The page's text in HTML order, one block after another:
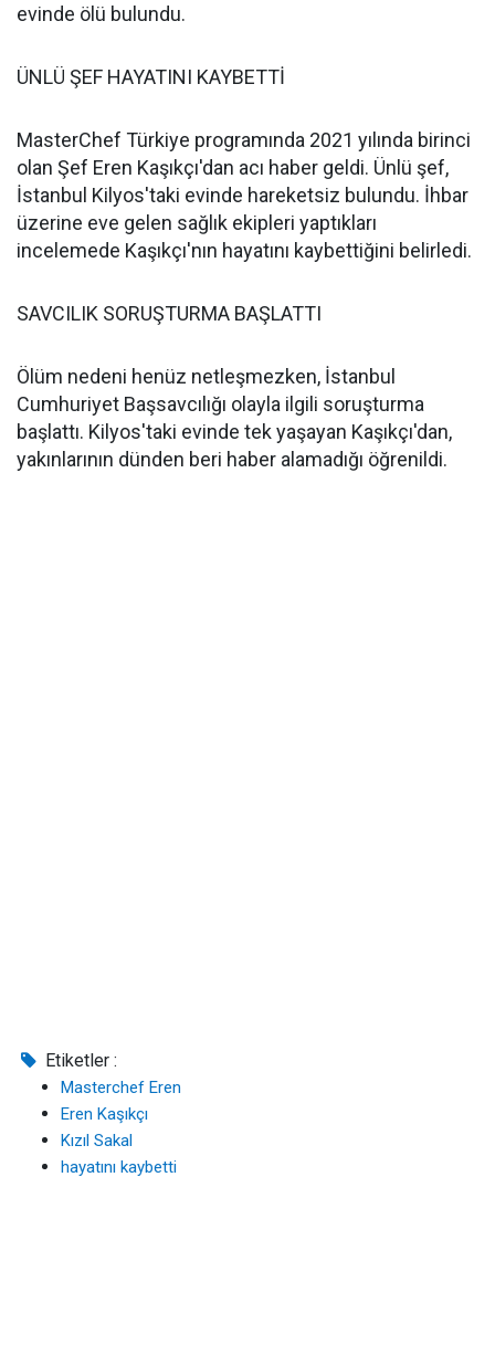
evinde ölü bulundu.
ÜNLÜ ŞEF HAYATINI KAYBETTİ
MasterChef Türkiye programında 2021 yılında birinci
olan Şef Eren Kaşıkçı'dan acı haber geldi. Ünlü şef,
İstanbul Kilyos'taki evinde hareketsiz bulundu. İhbar
üzerine eve gelen sağlık ekipleri yaptıkları
incelemede Kaşıkçı'nın hayatını kaybettiğini belirledi.
SAVCILIK SORUŞTURMA BAŞLATTI
Ölüm nedeni henüz netleşmezken, İstanbul
Cumhuriyet Başsavcılığı olayla ilgili soruşturma
başlattı. Kilyos'taki evinde tek yaşayan Kaşıkçı'dan,
yakınlarının dünden beri haber alamadığı öğrenildi.
Etiketler :
Masterchef Eren
Eren Kaşıkçı
Kızıl Sakal
hayatını kaybetti